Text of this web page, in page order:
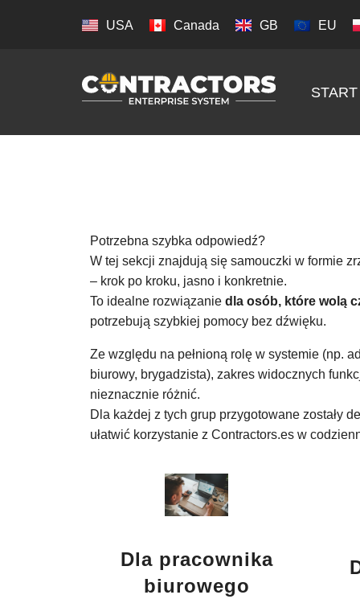
USA Canada GB EU
START
Potrzebna szybka odpowiedź?
W tej sekcji znajdują się samouczki w formie
– krok po kroku, jasno i konkretnie.
To idealne rozwiązanie dla osób, które wolą
potrzebują szybkiej pomocy bez dźwięku.
Ze względu na pełnioną rolę w systemie (np.
biurowy, brygadzista), zakres widocznych
nieznacznie różnić.
Dla każdej z tych grup przygotowane zostały
ułatwić korzystanie z Contractors.es w
Dla pracownika
biurowego